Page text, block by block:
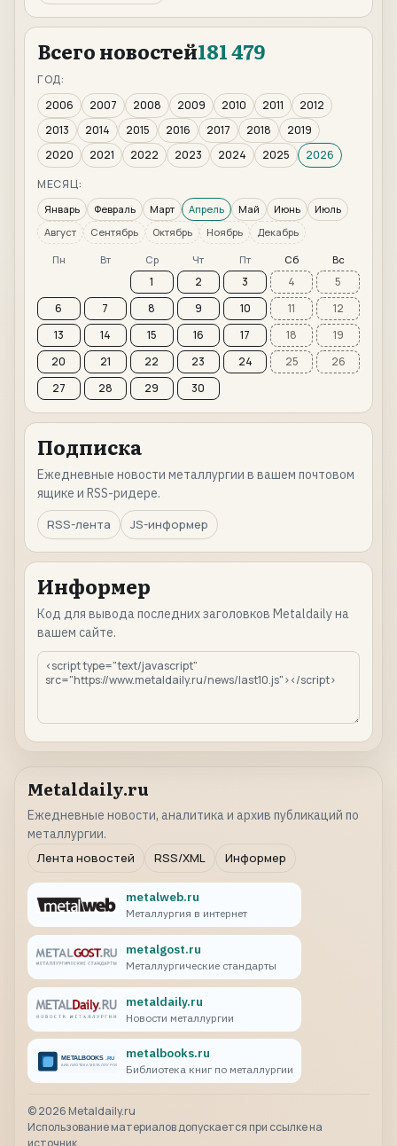
Всего новостей181 479
ГОД:
2006
2007 2008 2009 2010 2011
2012
2013
2014 2015 2016 2017 2018
2019
2020
2021 2022 2023 2024 2025
2026
МЕСЯЦ:
Январь Февраль Март Апрель Май Июнь
Июль
Август
Сентябрь Октябрь Ноябрь Декабрь
Пн Вт Ср Чт Пт Сб Вс
1 2 3 4
5
6
7 8 9 10 11
12
13
14 15 16 17 18
19
20
21 22 23 24 25
26
27
28 29 30
Подписка
Ежедневные новости металлургии в вашем почтовом
ящике и RSS-ридере.
RSS-лента
JS-информер
Информер
Код для вывода последних заголовков Metaldaily на
вашем сайте.
Metaldaily.ru
Ежедневные новости, аналитика и архив публикаций по
металлургии.
Лента новостей
RSS/XML Информер
metalweb.ru
Металлургия в интернет
metalgost.ru
Металлургические стандарты
metaldaily.ru
Новости металлургии
metalbooks.ru
Библиотека книг по металлургии
©2026 Metaldaily.ru
Использование материалов допускается при ссылке на